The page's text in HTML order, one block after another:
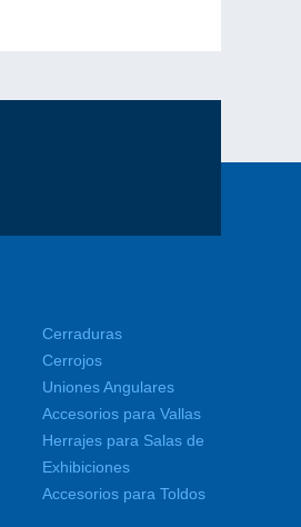
Cerraduras
Cerrojos
Uniones Angulares
Accesorios para Vallas
Herrajes para Salas de
Exhibiciones
Accesorios para Toldos